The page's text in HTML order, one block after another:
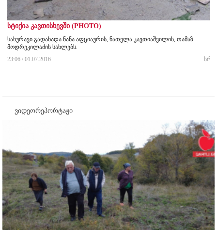
სტიქია კავთისხევში (PHOTO)
სახურავი გადახადა ნანა აფციაურის, ნათელა კავთიაშვილის, თამაზ
მოდრეკილაძის სახლებს.
23:06 / 01.07.2016
ვიდეორეპორტაჟი